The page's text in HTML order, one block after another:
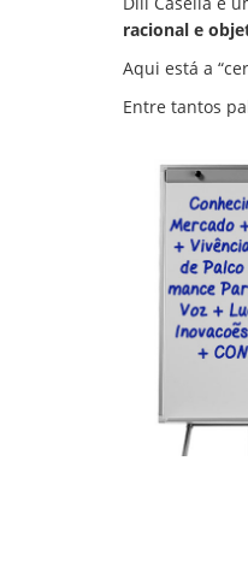
racional e
Aqui está a
Entre tantos